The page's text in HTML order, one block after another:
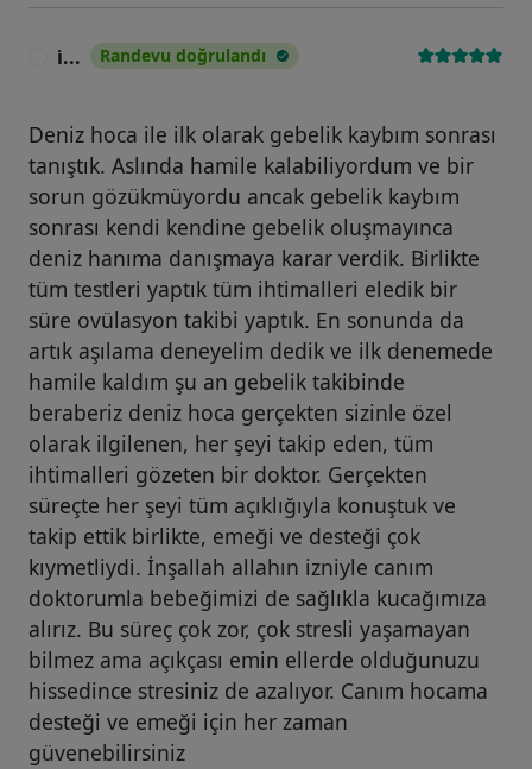
i̇... Randevu doğrulandı
Deniz hoca ile ilk olarak gebelik kaybım sonrası
tanıştık. Aslında hamile kalabiliyordum ve bir
sorun gözükmüyordu ancak gebelik kaybım
sonrası kendi kendine gebelik oluşmayınca
deniz hanıma danışmaya karar verdik. Birlikte
tüm testleri yaptık tüm ihtimalleri eledik bir
süre ovülasyon takibi yaptık. En sonunda da
artık aşılama deneyelim dedik ve ilk denemede
hamile kaldım şu an gebelik takibinde
beraberiz deniz hoca gerçekten sizinle özel
olarak ilgilenen, her şeyi takip eden, tüm
ihtimalleri gözeten bir doktor. Gerçekten
süreçte her şeyi tüm açıklığıyla konuştuk ve
takip ettik birlikte, emeği ve desteği çok
kıymetliydi. İnşallah allahın izniyle canım
doktorumla bebeğimizi de sağlıkla kucağımıza
alırız. Bu süreç çok zor, çok stresli yaşamayan
bilmez ama açıkçası emin ellerde olduğunuzu
hissedince stresiniz de azalıyor. Canım hocama
desteği ve emeği için her zaman
güvenebilirsiniz